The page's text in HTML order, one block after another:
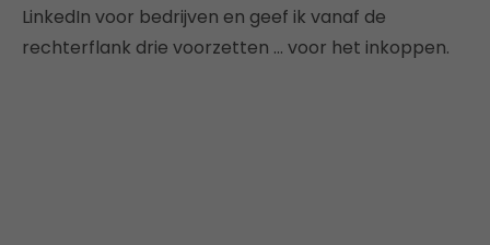
LinkedIn voor bedrijven en geef ik vanaf de
rechterflank drie voorzetten … voor het inkoppen.